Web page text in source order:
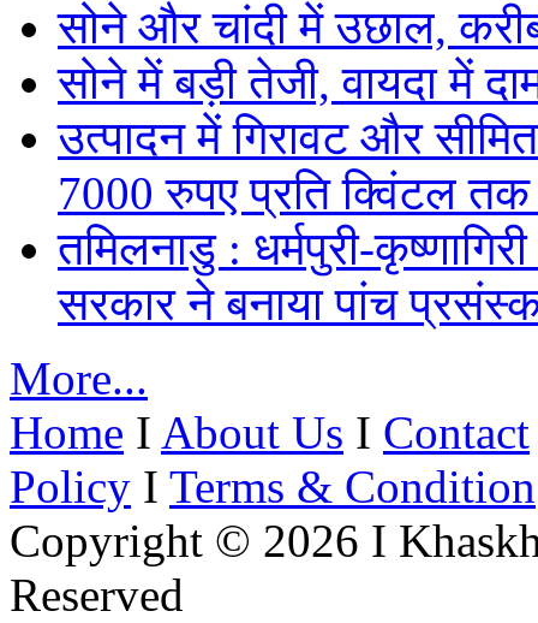
सोने और चांदी में उछाल,
सोने में बड़ी तेजी, वायदा में
उत्पादन में गिरावट और
7000 रुपए प्रति क्विंटल
तमिलनाडु : धर्मपुरी-
सरकार ने बनाया पांच
More...
Home I About Us I Contact
Policy I Terms & Condition
Copyright © 2026 I
Reserved